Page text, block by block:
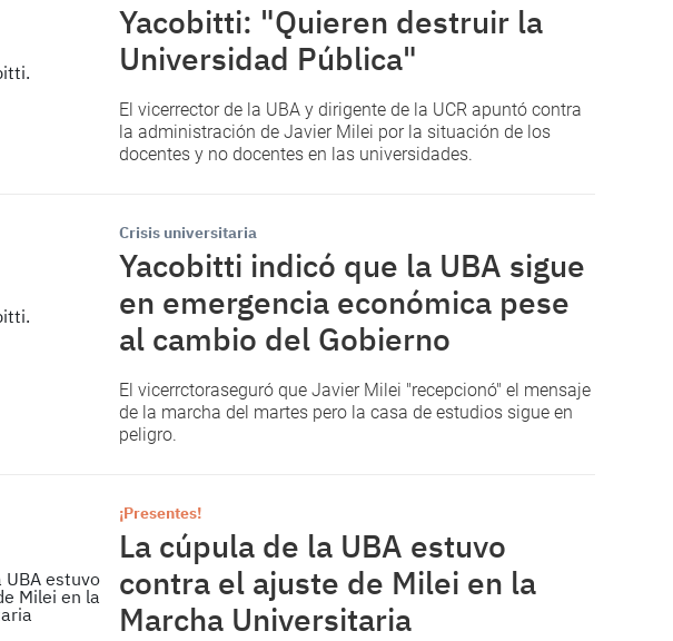
Yacobitti: "Quieren destruir la
Universidad Pública"
El vicerrector de la UBA y dirigente de la UCR apuntó contra
la administración de Javier Milei por la situación de los
docentes y no docentes en las universidades.
Crisis universitaria
Yacobitti indicó que la UBA sigue
en emergencia económica pese
al cambio del Gobierno
El vicerrctoraseguró que Javier Milei "recepcionó" el mensaje
de la marcha del martes pero la casa de estudios sigue en
peligro.
¡Presentes!
La cúpula de la UBA estuvo
contra el ajuste de Milei en la
Marcha Universitaria